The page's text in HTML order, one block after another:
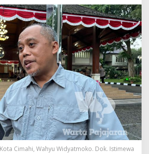
s
a
k
a
n
F
a
s
i
l
i
t
a
s
U
m
u
Cimahi, Wahyu Widyatmoko. Dok. Istimewa